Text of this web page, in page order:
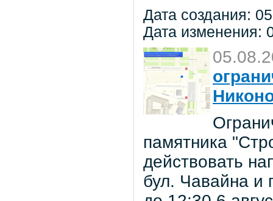
Дата создания:
Дата изменения:
памятника
действовать
бул. Чавайна и